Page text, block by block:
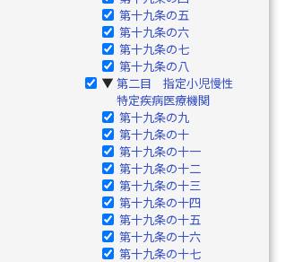
第十九条の五
第十九条の六
第十九条の七
第十九条の八
▶ 第二目 指定小児慢性
特定疾病医療機関
第十九条の九
第十九条の十
第十九条の十一
第十九条の十二
第十九条の十三
第十九条の十四
第十九条の十五
第十九条の十六
第十九条の十七